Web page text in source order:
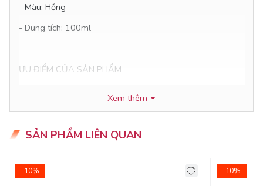
- Màu: Hồng
- Dung tích: 100ml
ƯU ĐIỂM CỦA SẢN PHẨM
Tinh, Vỏ Sò, Đá Cuội, Nhựa... có thể tô tượng
- Chống nước, chống nhiệt, bảo quản được lâu dài
Xem thêm
SẢN PHẨM LIÊN QUAN
-10% -10%